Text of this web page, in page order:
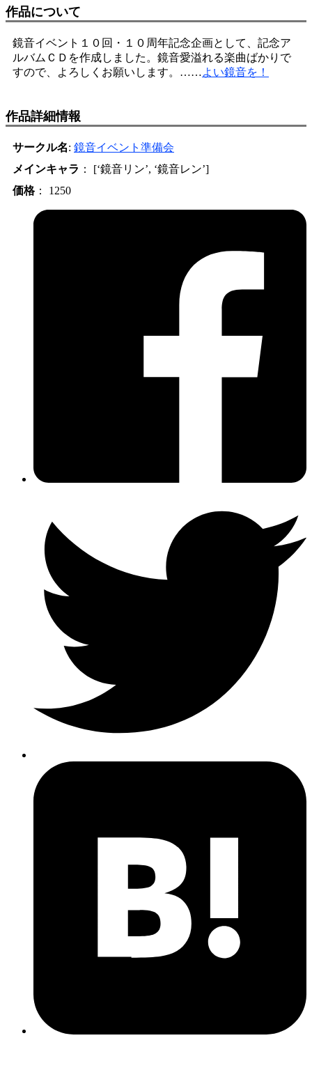
作品について
鏡音イベント１０回・１０周年記念企画として、記念ア
ルバムＣＤを作成しました。鏡音愛溢れる楽曲ばかりで
すので、よろしくお願いします。……よい鏡音を！
作品詳細情報
サークル名: 鏡音イベント準備会
メインキャラ ： [‘鏡音リン’, ‘鏡音レン’]
価格： 1250